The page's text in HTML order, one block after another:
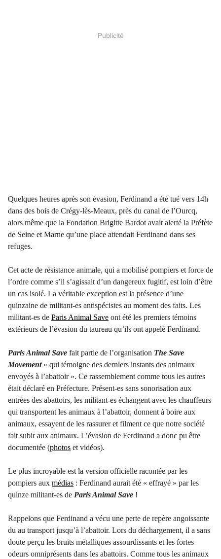
Publicité
Quelques heures après son évasion, Ferdinand a été tué vers 14h
dans des bois de Crégy-lès-Meaux, près du canal de l’Ourcq,
alors même que la Fondation Brigitte Bardot avait alerté la Préfète
de Seine et Marne qu’une place attendait Ferdinand dans ses
refuges.
Cet acte de résistance animale, qui a mobilisé pompiers et force de
l’ordre comme s’il s’agissait d’un dangereux fugitif, est loin d’être
un cas isolé. La véritable exception est la présence d’une
quinzaine de militant-es antispécistes au moment des faits. Les
militant-es de Paris Animal Save ont été les premiers témoins
extérieurs de l’évasion du taureau qu’ils ont appelé Ferdinand.
Paris Animal Save fait partie de l’organisation The Save
Movement « qui témoigne des derniers instants des animaux
envoyés à l’abattoir ». Ce rassemblement comme tous les autres
était déclaré en Préfecture. Présent-es sans sonorisation aux
entrées des abattoirs, les militant-es échangent avec les chauffeurs
qui transportent les animaux à l’abattoir, donnent à boire aux
animaux, essayent de les rassurer et filment ce que notre société
fait subir aux animaux. L’évasion de Ferdinand a donc pu être
documentée (photos et vidéos).
Le plus incroyable est la version officielle racontée par les
pompiers aux médias : Ferdinand aurait été « effrayé » par les
quinze militant-es de Paris Animal Save !
Rappelons que Ferdinand a vécu une perte de repère angoissante
du au transport jusqu’à l’abattoir. Lors du déchargement, il a sans
doute perçu les bruits métalliques assourdissants et les fortes
odeurs omniprésents dans les abattoirs. Comme tous les animaux